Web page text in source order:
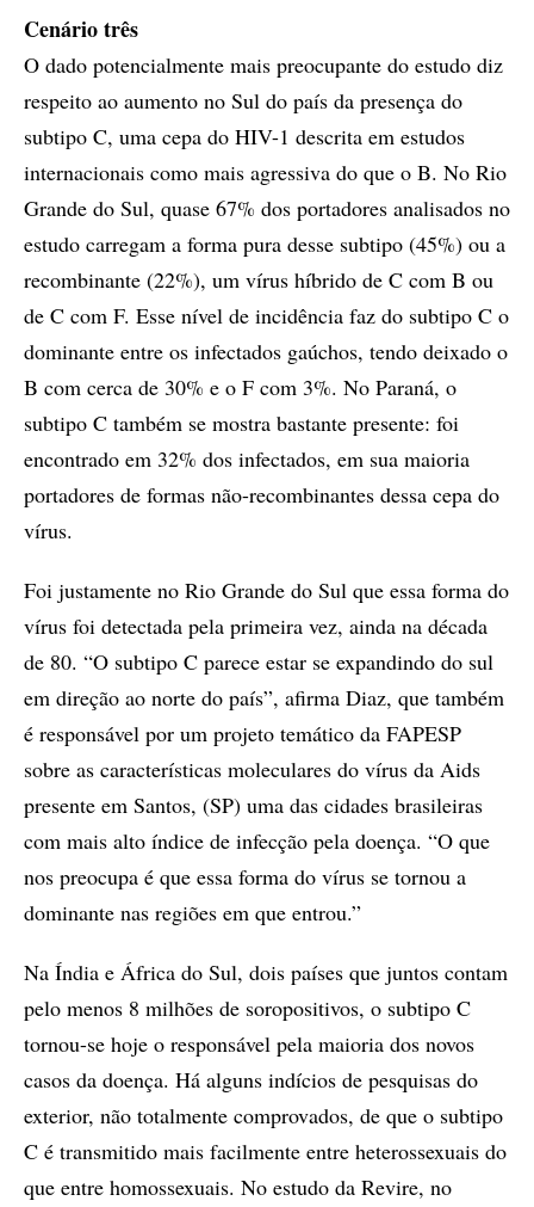
Cenário três
O dado potencialmente mais preocupante do estudo diz
respeito ao aumento no Sul do país da presença do
subtipo C, uma cepa do HIV-1 descrita em estudos
internacionais como mais agressiva do que o B. No Rio
Grande do Sul, quase 67% dos portadores analisados no
estudo carregam a forma pura desse subtipo (45%) ou a
recombinante (22%), um vírus híbrido de C com B ou
de C com F. Esse nível de incidência faz do subtipo C o
dominante entre os infectados gaúchos, tendo deixado o
B com cerca de 30% e o F com 3%. No Paraná, o
subtipo C também se mostra bastante presente: foi
encontrado em 32% dos infectados, em sua maioria
portadores de formas não-recombinantes dessa cepa do
vírus.
Foi justamente no Rio Grande do Sul que essa forma do
vírus foi detectada pela primeira vez, ainda na década
de 80. “O subtipo C parece estar se expandindo do sul
em direção ao norte do país”, afirma Diaz, que também
é responsável por um projeto temático da FAPESP
sobre as características moleculares do vírus da Aids
presente em Santos, (SP) uma das cidades brasileiras
com mais alto índice de infecção pela doença. “O que
nos preocupa é que essa forma do vírus se tornou a
dominante nas regiões em que entrou.”
Na Índia e África do Sul, dois países que juntos contam
pelo menos 8 milhões de soropositivos, o subtipo C
tornou-se hoje o responsável pela maioria dos novos
casos da doença. Há alguns indícios de pesquisas do
exterior, não totalmente comprovados, de que o subtipo
C é transmitido mais facilmente entre heterossexuais do
que entre homossexuais. No estudo da Revire, no